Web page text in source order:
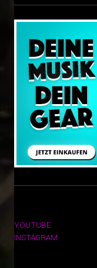
YOUTUBE
INSTAGRAM